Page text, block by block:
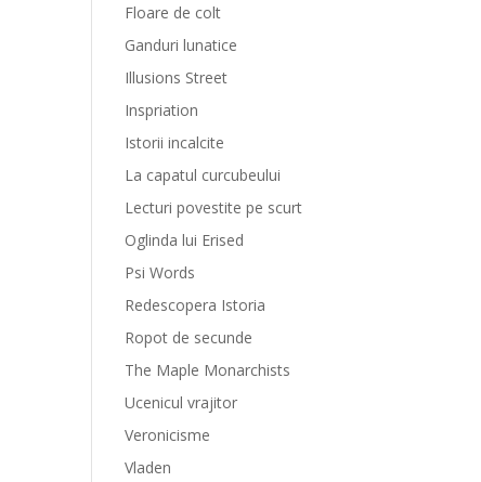
Floare de colt
Ganduri lunatice
Illusions Street
Inspriation
Istorii incalcite
La capatul curcubeului
Lecturi povestite pe scurt
Oglinda lui Erised
Psi Words
Redescopera Istoria
Ropot de secunde
The Maple Monarchists
Ucenicul vrajitor
Veronicisme
Vladen